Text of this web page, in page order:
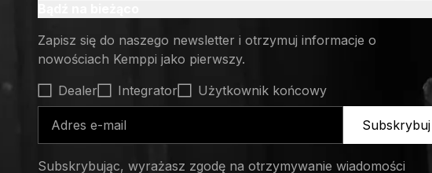
Zapisz się do naszego newsletter i otrzymuj informacje o
nowościach Kemppi jako pierwszy.
Select contact type
Dealer Integrator
Użytkownik końcowy
Subskrybuj
Subskrybując, wyrażasz zgodę na otrzymywanie wiadomości